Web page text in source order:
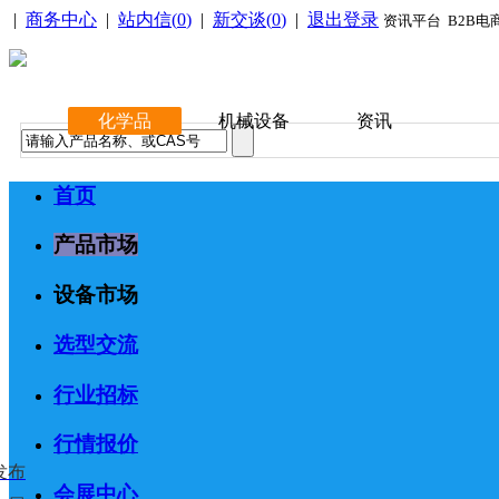
| 商务中心 | 站内信(0) | 新交谈(0) | 退出登录 资讯平台 B2B电
化学品 机械设备 资讯
首页
产品市场
设备市场
选型交流
行业招标
行情报价
会展中心
布